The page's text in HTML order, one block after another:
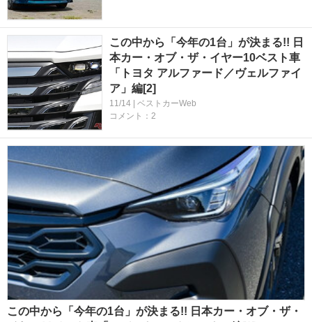
この中から「今年の1台」が決まる!! 日
本カー・オブ・ザ・イヤー10ベスト車
「トヨタ アルファード／ヴェルファイ
ア」編[2]
11/14 | ベストカーWeb
コメント：2
この中から「今年の1台」が決まる!! 日本カー・オブ・ザ・